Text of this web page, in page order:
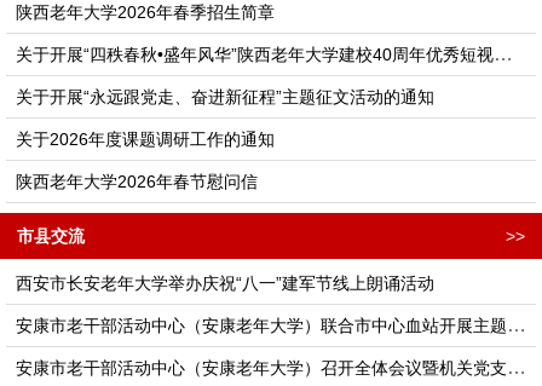
陕西老年大学2026年春季招生简章
关于开展“四秩春秋•盛年风华”陕西老年大学建校40周年优秀短视频征集活动的通知
关于开展“永远跟党走、奋进新征程”主题征文活动的通知
关于2026年度课题调研工作的通知
陕西老年大学2026年春节慰问信
>>
市县交流
西安市长安老年大学举办庆祝“八一”建军节线上朗诵活动
安康市老干部活动中心（安康老年大学）联合市中心血站开展主题党日活动
安康市老干部活动中心（安康老年大学）召开全体会议暨机关党支部理论学习会议